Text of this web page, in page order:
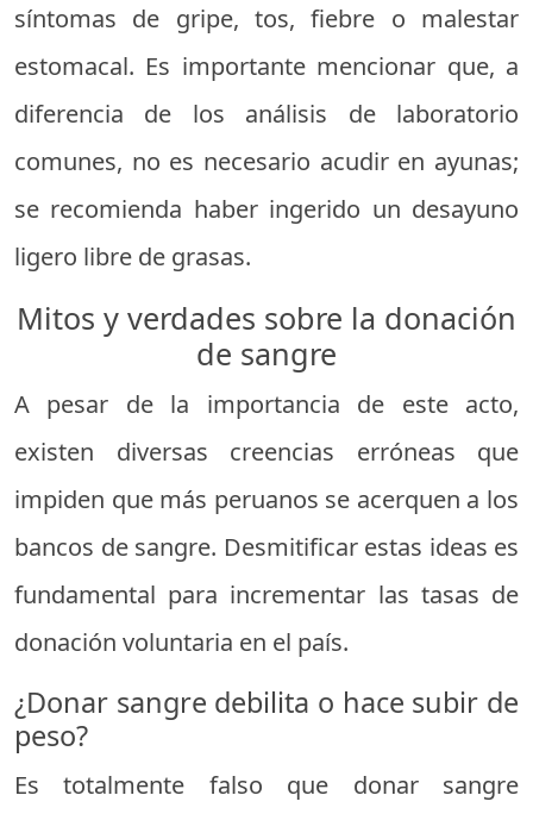
síntomas de gripe, tos, fiebre o malestar
estomacal. Es importante mencionar que, a
diferencia de los análisis de laboratorio
comunes, no es necesario acudir en ayunas;
se recomienda haber ingerido un desayuno
ligero libre de grasas.
Mitos y verdades sobre la donación
de sangre
A pesar de la importancia de este acto,
existen diversas creencias erróneas que
impiden que más peruanos se acerquen a los
bancos de sangre. Desmitificar estas ideas es
fundamental para incrementar las tasas de
donación voluntaria en el país.
¿Donar sangre debilita o hace subir de
peso?
Es totalmente falso que donar sangre